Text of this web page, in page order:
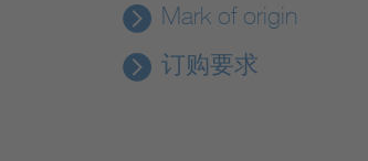
Mark of origin
订购要求